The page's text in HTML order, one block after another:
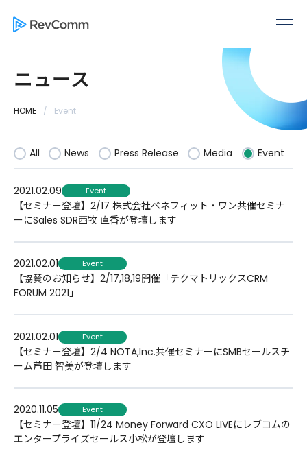
ニュース
HOME Event
All News Press Release Media Event
2021.02.09 Event
【セミナー登壇】2/17 株式会社ベネフィット・ワン共催セミナ
ーにSales SDR西牧 直香が登壇します
2021.02.01 Event
【協賛のお知らせ】2/17,18,19開催「テクマトリックスCRM
FORUM 2021」
2021.02.01 Event
【セミナー登壇】2/4 NOTA,Inc.共催セミナーにSMBセールスチ
ーム芦田 智美が登壇します
2020.11.05 Event
【セミナー登壇】11/24 Money Forward CXO LIVEにレブコムの
エンタープライズセールス小松が登壇します